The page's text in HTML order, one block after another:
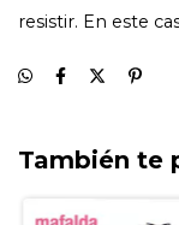
También te